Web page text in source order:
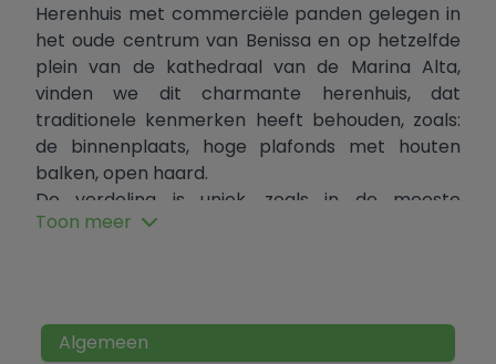
Herenhuis met commerciële panden gelegen in
het oude centrum van Benissa en op hetzelfde
plein van de kathedraal van de Marina Alta,
vinden we dit charmante herenhuis, dat
traditionele kenmerken heeft behouden, zoals:
de binnenplaats, hoge plafonds met houten
balken, open haard.
De verdeling is uniek, zoals in de meeste
dorpshuizen het geval is. Het bestaat uit een
Op de begane grond bevindt zich een
Toon meer
Algemeen